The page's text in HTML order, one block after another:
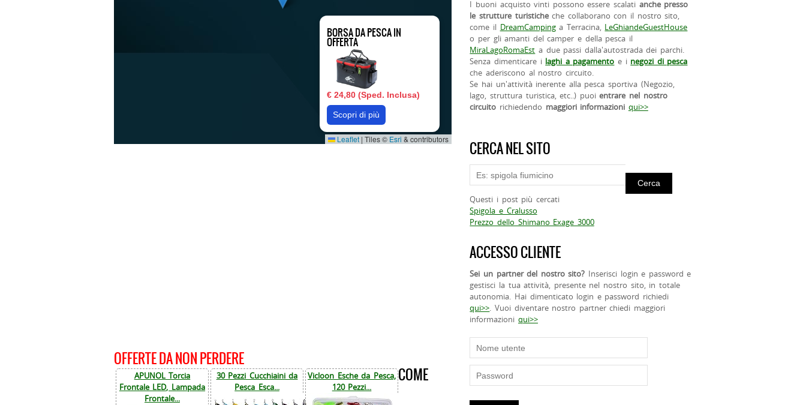
BORSA DA PESCA IN
OFFERTA
€ 24,80 (Sped. Inclusa)
Scopri di più
Leaflet | Tiles © Esri & contributors
OFFERTE DA NON PERDERE
APUNOL Torcia
Frontale LED, Lampada
Frontale...
30 Pezzi Cucchiaini da
Pesca Esca...
Vicloon Esche da Pesca,
120 Pezzi...
COME
I buoni acquisto vinti possono essere scalati anche presso
le strutture turisticheche collaborano con il nostro sito,
come il DreamCampinga Terracina, LeGhiandeGuestHouse
o per gli amanti del camper e della pesca il
MiraLagoRomaEst a due passi dalla'autostrada dei parchi.
Senza dimenticare i laghi a pagamento e i negozi di pesca
che aderiscono al nostro circuito.
Se hai un'attività inerente alla pesca sportiva (Negozio,
lago, struttura turistica, etc..) puoientrare nel nostro
circuito richiedendo maggiori informazioni qui>>
CERCA NEL SITO
Questi i post più cercati
Spigola e Cralusso
Prezzo dello Shimano Exage 3000
ACCESSO CLIENTE
Sei un partner del nostro sito? Inserisci login e password e
gestisci la tua attività, presente nel nostro sito, in totale
autonomia. Hai dimenticato login e password richiedi
qui>>. Vuoi diventare nostro partner chiedi maggiori
informazioniqui>>